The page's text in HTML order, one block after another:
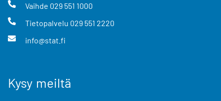
Vaihde 029 551 1000
Tietopalvelu 029 551 2220
info@stat.fi
Kysy meiltä